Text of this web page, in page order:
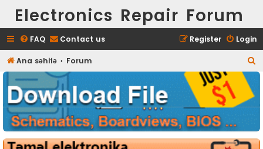
Electronics Repair Forum
FAQ Contact us Login
Register
Ana səhifə Forum
e
r
h